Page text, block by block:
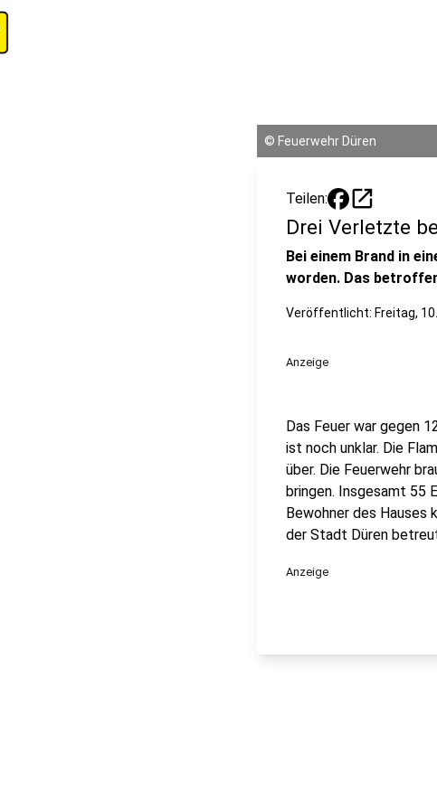
© Feuerwehr Düren
Teilen: open_in_new
Drei Verletzte
Bei einem Brand in
worden. Das
Veröffentlicht: Freitag,
Anzeige
Das Feuer war gegen
ist noch unklar. Die
über. Die Feuerwehr
bringen. Insgesamt 55
Bewohner des Hauses
der Stadt Düren
Anzeige